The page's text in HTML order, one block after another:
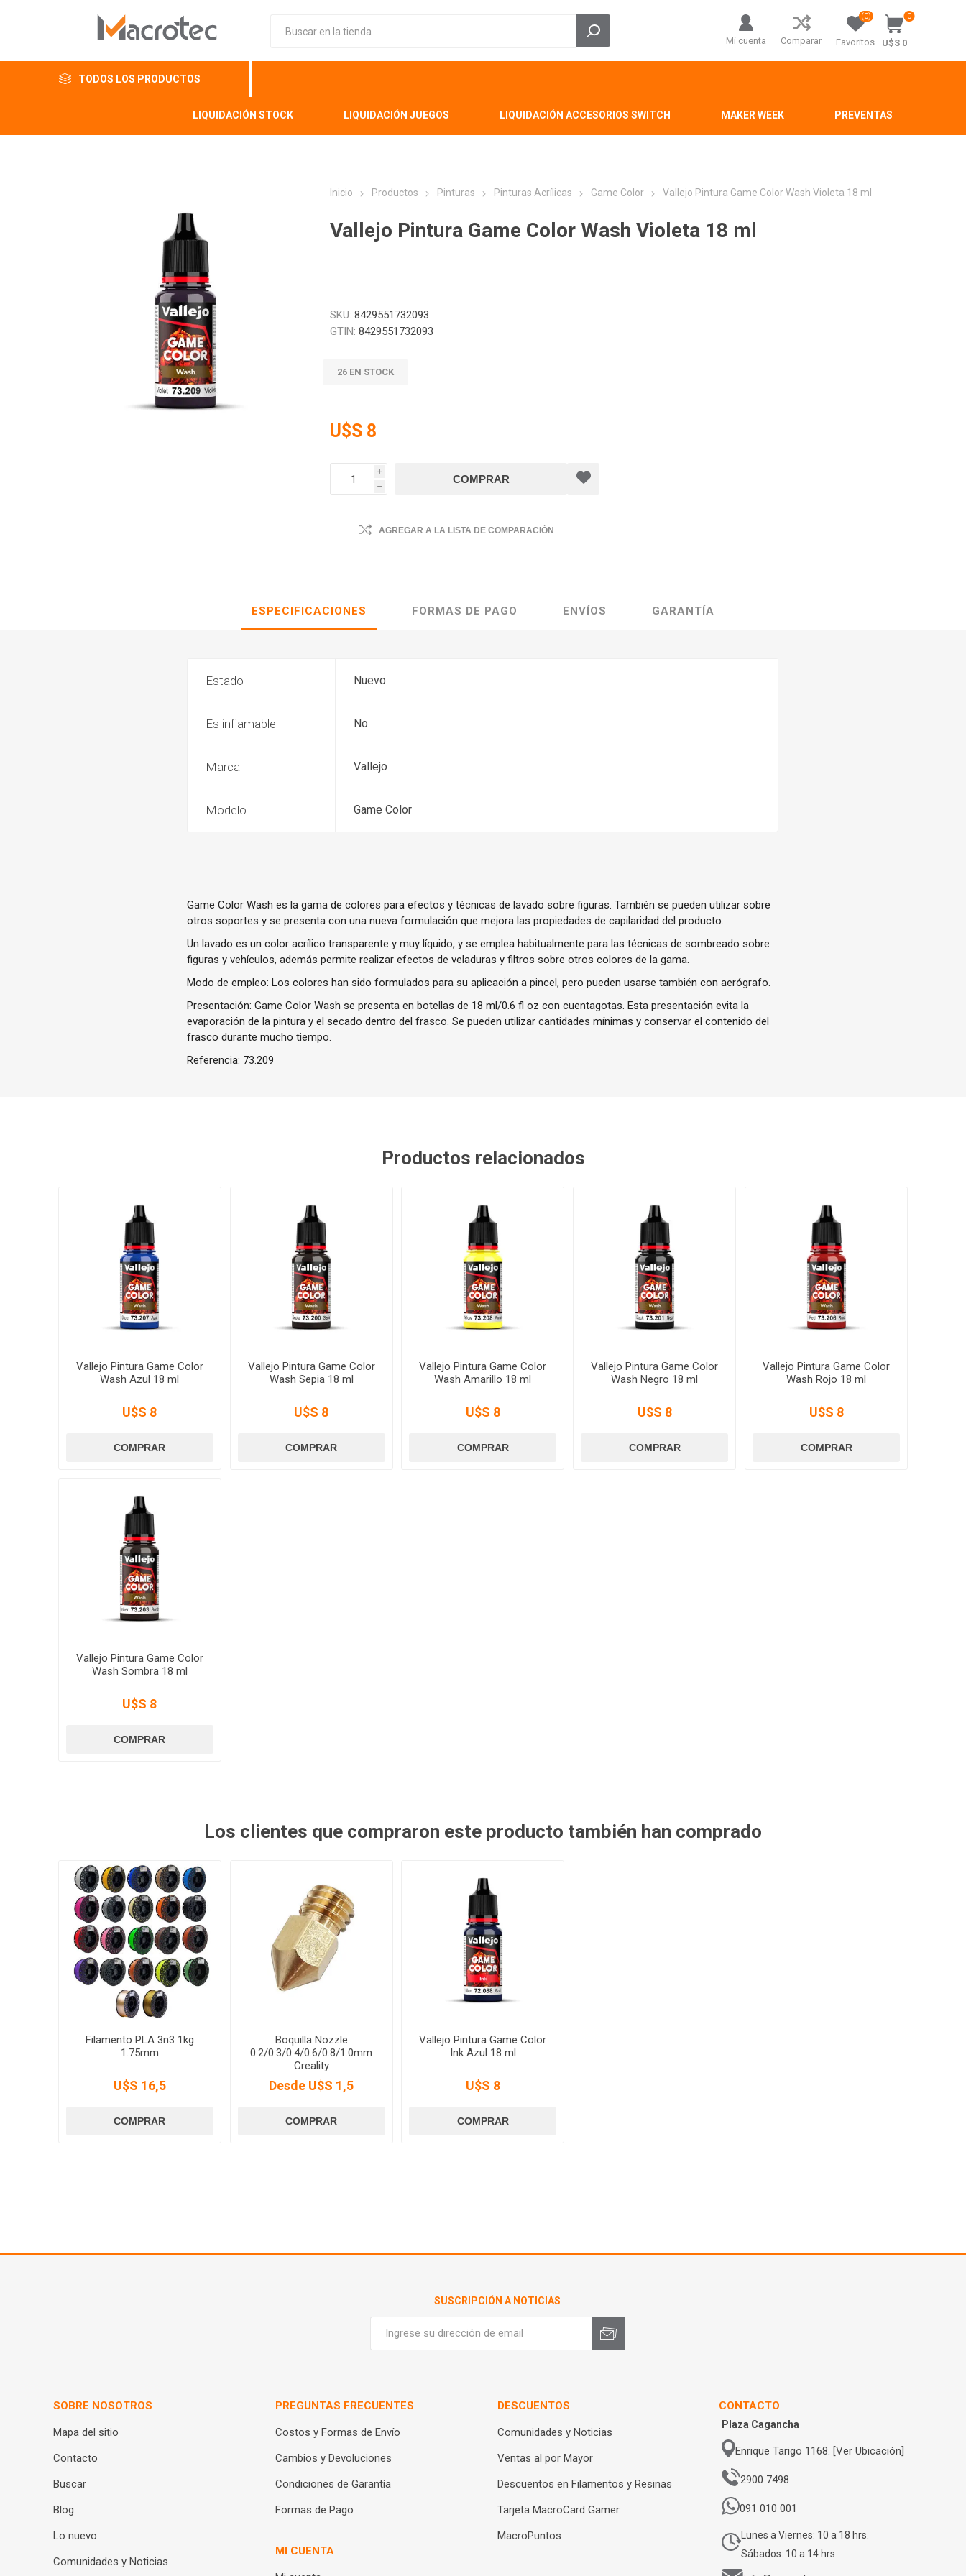
Mi cuenta Comparar Favoritos
(0) 0
U$S 0
TODOS LOS PRODUCTOS
LIQUIDACIÓN STOCK LIQUIDACIÓN JUEGOS LIQUIDACIÓN ACCESORIOS SWITCH MAKER WEEK PREVENTAS
Inicio Productos Pinturas Pinturas Acrílicas Game Color Vallejo Pintura Game Color Wash Violeta 18 ml
Vallejo Pintura Game Color Wash Violeta 18 ml
SKU: 8429551732093
GTIN: 8429551732093
26 EN STOCK
U$S 8
i
h
AGREGAR A LA LISTA DE COMPARACIÓN
ESPECIFICACIONES FORMAS DE PAGO ENVÍOS GARANTÍA
Estado Nuevo
Es inflamable No
Marca Vallejo
Modelo Game Color
Game Color Wash es la gama de colores para efectos y técnicas de lavado sobre figuras. También se pueden utilizar sobre
otros soportes y se presenta con una nueva formulación que mejora las propiedades de capilaridad del producto.
Un lavado es un color acrílico transparente y muy líquido, y se emplea habitualmente para las técnicas de sombreado sobre
figuras y vehículos, además permite realizar efectos de veladuras y filtros sobre otros colores de la gama.
Modo de empleo: Los colores han sido formulados para su aplicación a pincel, pero pueden usarse también con aerógrafo.
Presentación: Game Color Wash se presenta en botellas de 18 ml/0.6 fl oz con cuentagotas. Esta presentación evita la
evaporación de la pintura y el secado dentro del frasco. Se pueden utilizar cantidades mínimas y conservar el contenido del
frasco durante mucho tiempo.
Referencia: 73.209
Productos relacionados
Vallejo Pintura Game Color
Wash Azul 18 ml
U$S 8
Vallejo Pintura Game Color
Wash Sepia 18 ml
U$S 8
Vallejo Pintura Game Color
Wash Amarillo 18 ml
U$S 8
Vallejo Pintura Game Color
Wash Negro 18 ml
U$S 8
Vallejo Pintura Game Color
Wash Rojo 18 ml
U$S 8
Vallejo Pintura Game Color
Wash Sombra 18 ml
U$S 8
Los clientes que compraron este producto también han comprado
Filamento PLA 3n3 1kg
1.75mm
U$S 16,5
Boquilla Nozzle
0.2/0.3/0.4/0.6/0.8/1.0mm
Creality
Desde U$S 1,5
Vallejo Pintura Game Color
Ink Azul 18 ml
U$S 8
SUSCRIPCIÓN A NOTICIAS
SOBRE NOSOTROS
Mapa del sitio
Contacto
Buscar
Blog
Lo nuevo
Comunidades y Noticias
PREGUNTAS FRECUENTES
Costos y Formas de Envío
Cambios y Devoluciones
Condiciones de Garantía
Formas de Pago
MI CUENTA
DESCUENTOS
Comunidades y Noticias
Ventas al por Mayor
Descuentos en Filamentos y Resinas
Tarjeta MacroCard Gamer
MacroPuntos
CONTACTO
Plaza Cagancha
Enrique Tarigo 1168. [Ver Ubicación]
2900 7498
091 010 001
Lunes a Viernes: 10 a 18 hrs.
Sábados: 10 a 14 hrs